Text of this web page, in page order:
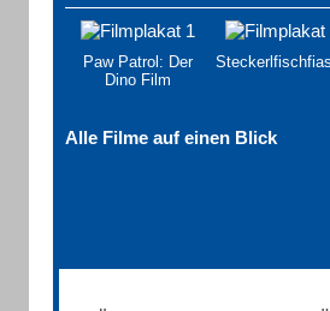
Paw Patrol: Der
Dino Film
Alle Filme auf einen Blick